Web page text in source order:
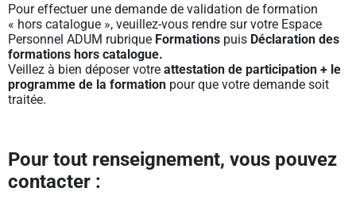
Pour effectuer une demande de validation de formation
« hors catalogue », veuillez-vous rendre sur votre Espace
Personnel ADUM rubrique Formations puis Déclaration des
formations hors catalogue.
Veillez à bien déposer votre attestation de participation + le
programme de la formation pour que votre demande soit
traitée.
Pour tout renseignement, vous pouvez
contacter :